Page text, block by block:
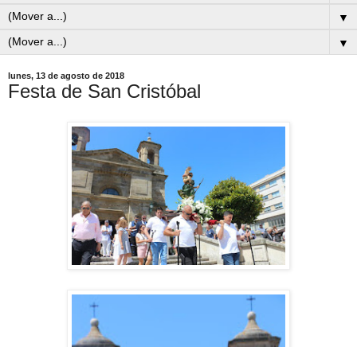
▼
▼
lunes, 13 de agosto de 2018
Festa de San Cristóbal